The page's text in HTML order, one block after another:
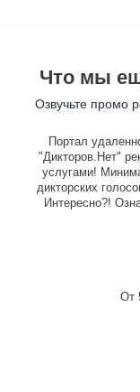
Что мы
Озвучьте промо
Портал
"Дикторов.Нет"
услугами!
дикторских
Интересно?!
От